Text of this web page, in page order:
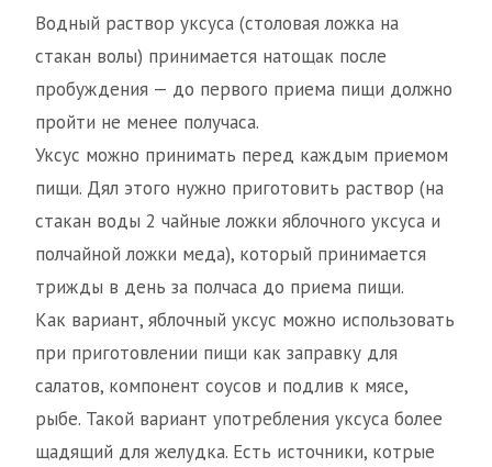
Водный раствор уксуса (столовая ложка на
стакан волы) принимается натощак после
пробуждения — до первого приема пищи должно
пройти не менее получаса.
Уксус можно принимать перед каждым приемом
пищи. Дял этого нужно приготовить раствор (на
стакан воды 2 чайные ложки яблочного уксуса и
полчайной ложки меда), который принимается
трижды в день за полчаса до приема пищи.
Как вариант, яблочный уксус можно использовать
при приготовлении пищи как заправку для
салатов, компонент соусов и подлив к мясе,
рыбе. Такой вариант употребления уксуса более
щадящий для желудка. Есть источники, котрые